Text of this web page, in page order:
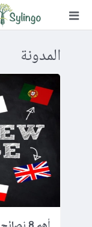
الصفحة الرئيسية
الصور التعليمية
المدونة
أهم 8 نصائح تساعدك على تعلم لغة أجنبية جديدة